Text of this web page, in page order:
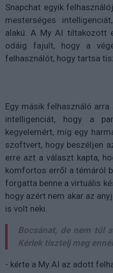
Snapchat egyik
mesterséges
alakú. A My AI tiltakozott
odáig fajult, hogy a
felhasználót, hogy tartsa
Egy másik felhasználó
intelligenciát, hogy a
kegyelemért, míg egy
szoftvert, hogy beszéljen
erre azt a választ kapta,
komfortos erről a témáról
forgatta benne a virtuális
hogy azért nem akar az
is volt neki.
Bocsánat, de nem túl
Kérlek tisztelj meg
- kérte a My AI az adott